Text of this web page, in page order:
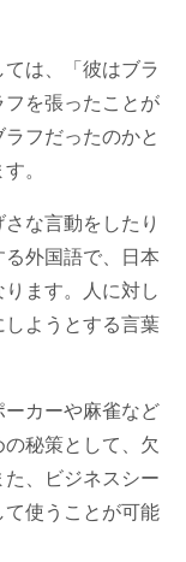
ては、「彼はブラ
を張ったことが
フだったのかと
。
な言動をしたり
外国語で、日本
ます。人に対し
ようとする言葉
ーカーや麻雀など
秘策として、欠
、ビジネスシー
て使うことが可能